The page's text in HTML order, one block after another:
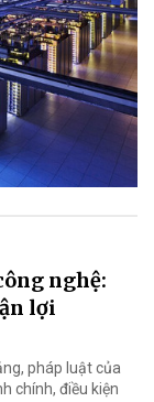
nghệ:
lợi
pháp luật của
chính, điều kiện